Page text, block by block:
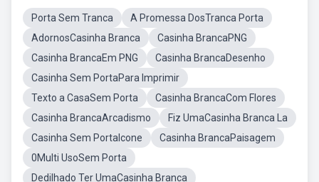
Porta Sem Tranca
A Promessa DosTranca Porta
AdornosCasinha Branca
Casinha BrancaPNG
Casinha BrancaEm PNG
Casinha BrancaDesenho
Casinha Sem PortaPara Imprimir
Texto a CasaSem Porta
Casinha BrancaCom Flores
Casinha BrancaArcadismo
Fiz UmaCasinha Branca La
Casinha Sem PortaIcone
Casinha BrancaPaisagem
0Multi UsoSem Porta
Dedilhado Ter UmaCasinha Branca